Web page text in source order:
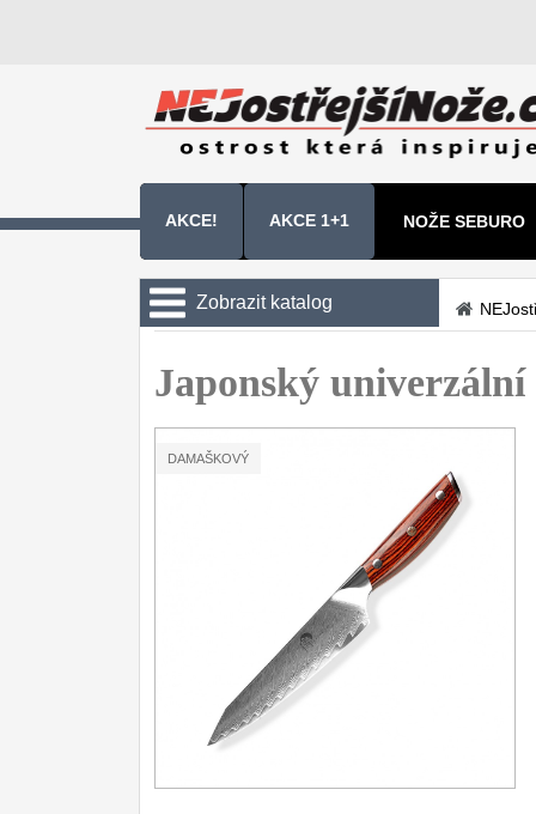
AKCE! AKCE 1+1 NOŽE SEBURO
Zobrazit katalog
Sady kuchyňských nožů 9
Šéfkuchařské nože
Nože na ovoce a zeleninu 43
Nože NAKIRI 17
Filetovací nože
Japonský univerzální
DAMAŠKOVÝ